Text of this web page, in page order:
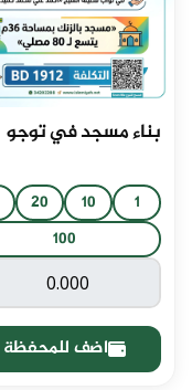
بناء مسجد في توجو
1
10
20
100
اضف للمحفظة